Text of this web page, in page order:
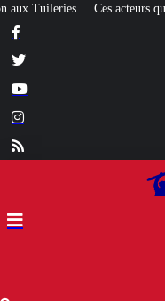
être chanteurs et